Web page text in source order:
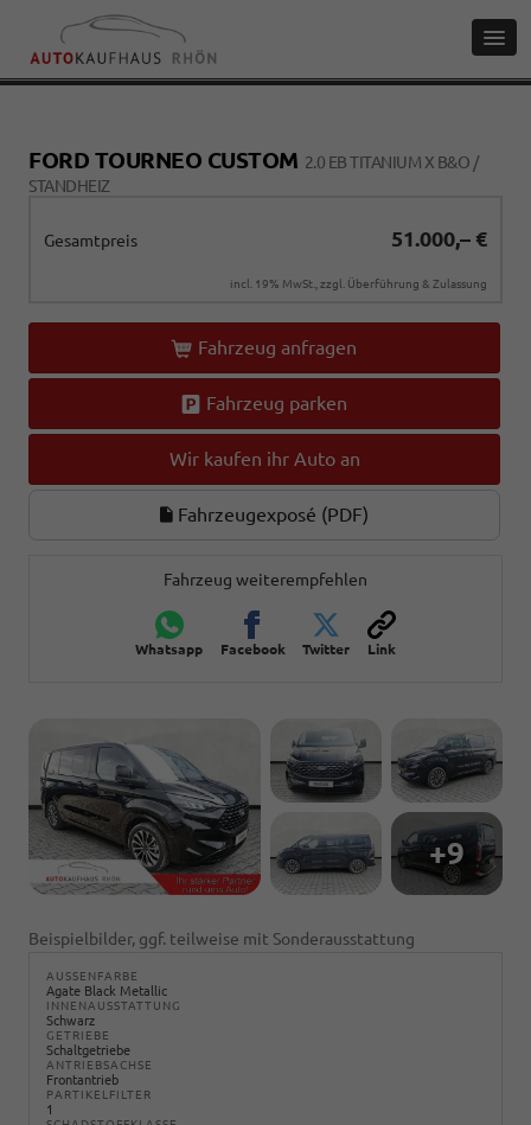
FORD TOURNEO CUSTOM 2.0 EB TITANIUM X B&O /
STANDHEIZ
Gesamtpreis 51.000,– €
incl. 19% MwSt., zzgl. Überführung & Zulassung
Fahrzeug anfragen
Fahrzeug parken
Wir kaufen ihr Auto an
Fahrzeugexposé (PDF)
Fahrzeug weiterempfehlen
Whatsapp Facebook Twitter Link
+9
Beispielbilder, ggf. teilweise mit Sonderausstattung
AUSSENFARBE
Agate Black Metallic
INNENAUSSTATTUNG
Schwarz
GETRIEBE
Schaltgetriebe
ANTRIEBSACHSE
Frontantrieb
PARTIKELFILTER
1